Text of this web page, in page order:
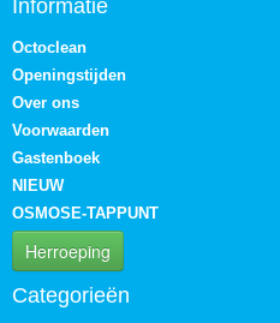
Informatie
Octoclean
Openingstijden
Over ons
Voorwaarden
Gastenboek
NIEUW
OSMOSE-TAPPUNT
Herroeping
Categorieën